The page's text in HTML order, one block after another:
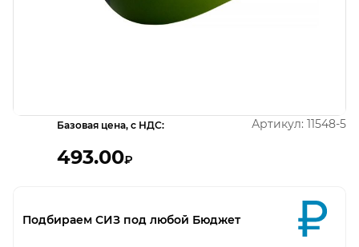
Открыть изображение
Базовая цена, с НДС:
493.00₽
Артикул: 11548-5
Подбираем СИЗ под любой Бюджет